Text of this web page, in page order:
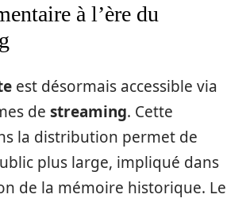
à l’ère du
est désormais accessible via
de streaming. Cette
la distribution permet de
plus large, impliqué dans
de la mémoire historique. Le